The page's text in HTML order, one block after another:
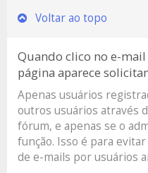
Voltar ao topo
Quando clico no e-
página aparece
Apenas usuários
outros usuários através
fórum, e apenas se o
função. Isso é para
de e-mails por usuários